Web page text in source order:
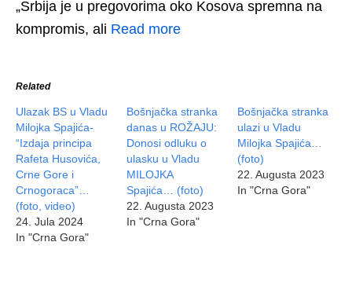
„Srbija je u pregovorima oko Kosova spremna na
kompromis, ali Read more
Related
Ulazak BS u Vladu
Milojka Spajića-
“Izdaja principa
Rafeta Husovića,
Crne Gore i
Crnogoraca”…
(foto, video)
24. Jula 2024
In "Crna Gora"
Bošnjačka stranka
danas u ROŽAJU:
Donosi odluku o
ulasku u Vladu
MILOJKA
Spajića… (foto)
22. Augusta 2023
In "Crna Gora"
Bošnjačka stranka
ulazi u Vladu
Milojka Spajića…
(foto)
22. Augusta 2023
In "Crna Gora"